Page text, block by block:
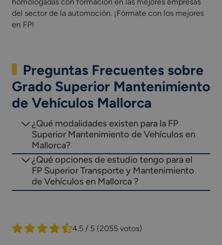
del sector de la automoción. ¡Fórmate con los mejores
en FP!
Preguntas Frecuentes sobre
Grado Superior Mantenimiento
de Vehículos Mallorca
¿Qué modalidades existen para la FP
Superior Mantenimiento de Vehículos en
Mallorca?
¿Qué opciones de estudio tengo para el
FP Superior Transporte y Mantenimiento
de Vehículos en Mallorca ?
4.5 / 5 (2055 votos)